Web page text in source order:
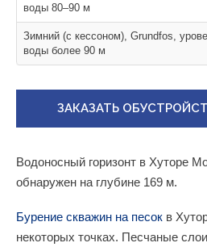
воды 80–90 м
Зимний (с кессоном), Grundfos,
воды более 90 м
ЗАКАЗАТЬ
Водоносный горизонт в Хуторе
обнаружен на глубине 169 м.
Бурение скважин на песок в
некоторых точках. Песчаные